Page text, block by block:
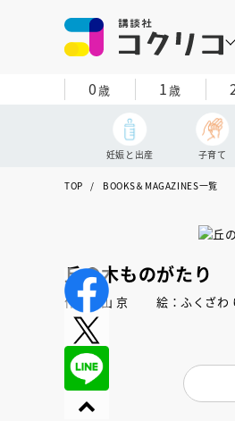
0歳 1歳
妊娠と出産 子育て
TOP BOOKS＆MAGAZINES一覧
丘の木ものがたり
作：森山 京 絵：ふくざ